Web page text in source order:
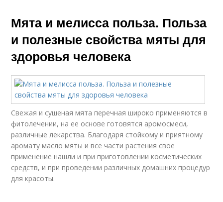
Мята и мелисса польза. Польза
и полезные свойства мяты для
здоровья человека
Свежая и сушеная мята перечная широко применяются в
фитолечении, на ее основе готовятся аромосмеси,
различные лекарства. Благодаря стойкому и приятному
аромату масло мяты и все части растения свое
применение нашли и при приготовлении косметических
средств, и при проведении различных домашних процедур
для красоты.